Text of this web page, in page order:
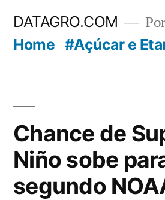
DATAGRO.COM
Home #Açúcar e
Chance de
Niño sobe
segundo